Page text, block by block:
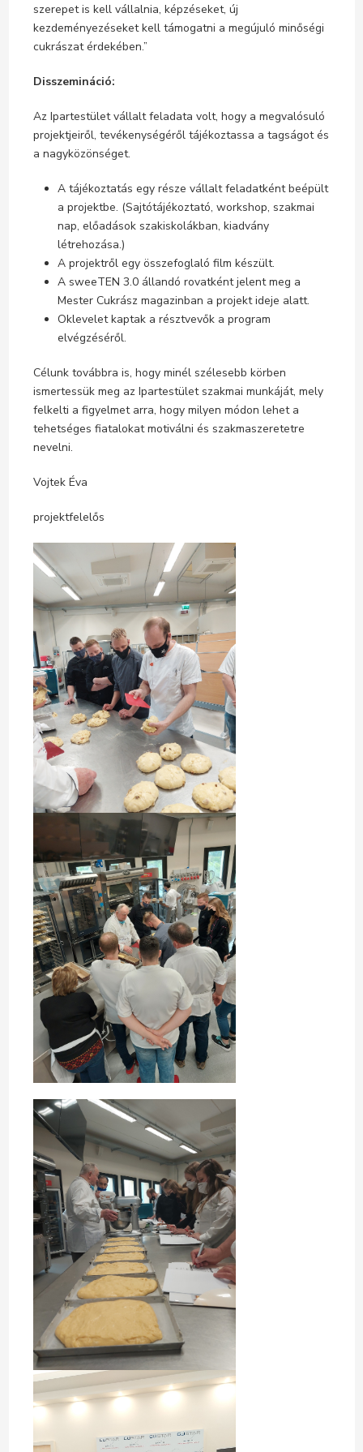
szerepet is kell vállalnia, képzéseket, új
kezdeményezéseket kell támogatni a megújuló minőségi
cukrászat érdekében.”
Disszemináció:
Az Ipartestület vállalt feladata volt, hogy a megvalósuló
projektjeiről, tevékenységéről tájékoztassa a tagságot és
a nagyközönséget.
A tájékoztatás egy része vállalt feladatként beépült
a projektbe. (Sajtótájékoztató, workshop, szakmai
nap, előadások szakiskolákban, kiadvány
létrehozása.)
A projektről egy összefoglaló film készült.
A sweeTEN 3.0 állandó rovatként jelent meg a
Mester Cukrász magazinban a projekt ideje alatt.
Oklevelet kaptak a résztvevők a program
elvégzéséről.
Célunk továbbra is, hogy minél szélesebb körben
ismertessük meg az Ipartestület szakmai munkáját, mely
felkelti a figyelmet arra, hogy milyen módon lehet a
tehetséges fiatalokat motiválni és szakmaszeretetre
nevelni.
Vojtek Éva
projektfelelős